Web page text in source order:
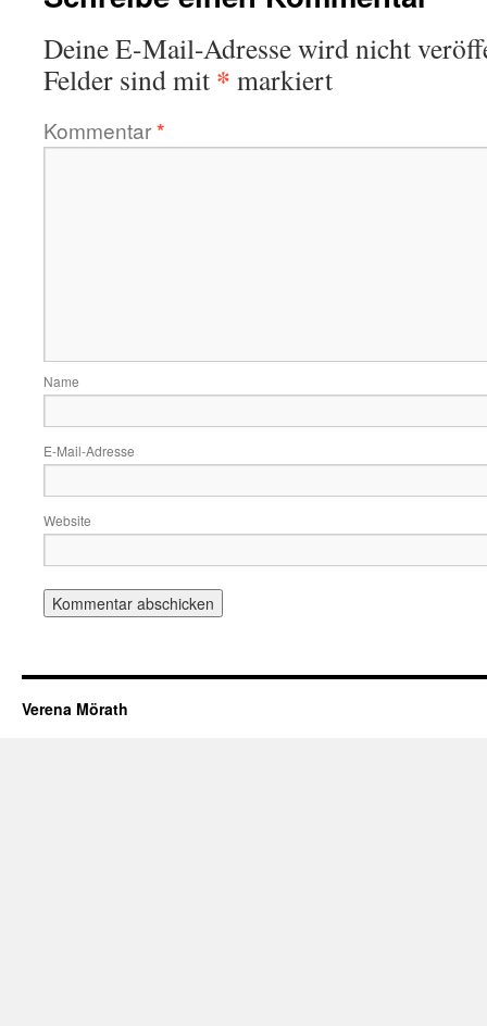
Deine E-Mail-Adresse wird nicht
Felder sind mit * markiert
Kommentar*
Name
E-Mail-Adresse
Website
Verena Mörath